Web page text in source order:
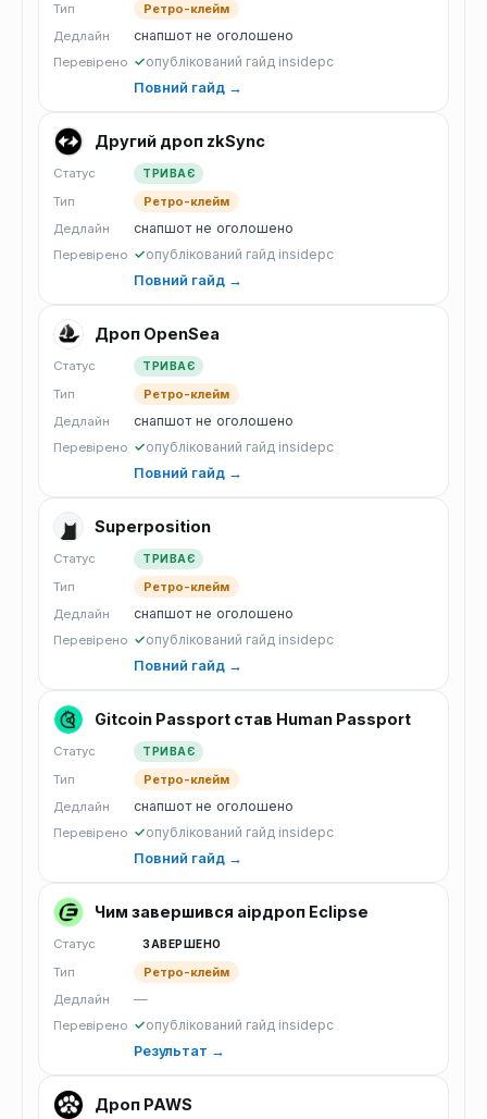
Тип
Ретро-клейм
Дедлайн
снапшот не оголошено
Перевірено ✓опублікований гайд insidepc
Повний гайд →
Другий дроп zkSync
Статус ТРИВАЄ
Тип
Ретро-клейм
Дедлайн
снапшот не оголошено
Перевірено ✓опублікований гайд insidepc
Повний гайд →
Дроп OpenSea
Статус ТРИВАЄ
Тип
Ретро-клейм
Дедлайн
снапшот не оголошено
Перевірено ✓опублікований гайд insidepc
Повний гайд →
Superposition
Статус ТРИВАЄ
Тип
Ретро-клейм
Дедлайн
снапшот не оголошено
Перевірено ✓опублікований гайд insidepc
Повний гайд →
Gitcoin Passport став Human Passport
Статус ТРИВАЄ
Тип
Ретро-клейм
Дедлайн
снапшот не оголошено
Перевірено ✓опублікований гайд insidepc
Повний гайд →
Чим завершився аірдроп Eclipse
Статус ЗАВЕРШЕНО
Тип
Ретро-клейм
Дедлайн
—
Перевірено ✓опублікований гайд insidepc
Результат →
Дроп PAWS